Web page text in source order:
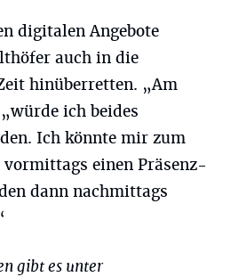
digitalen Angebote
auch in die
hinüberretten. „Am
ich beides
Ich könnte mir zum
einen Präsenz-
dann nachmittags
gibt es unter